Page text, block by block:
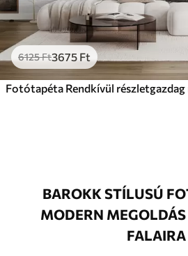
6125Ft3675 Ft
BAROKK STÍLUSÚ
MODERN
FALAIRA